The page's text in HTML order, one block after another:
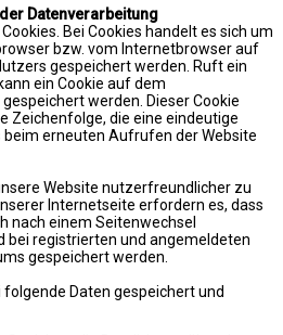
Datenverarbeitung
Bei Cookies handelt es sich um
bzw. vom Internetbrowser auf
gespeichert werden. Ruft ein
ein Cookie auf dem
werden. Dieser Cookie
Zeichenfolge, die eine eindeutige
beim erneuten Aufrufen der Website
Website nutzerfreundlicher zu
Internetseite erfordern es, dass
nach einem Seitenwechsel
bei registrierten und angemeldeten
gespeichert werden.
folgende Daten gespeichert und